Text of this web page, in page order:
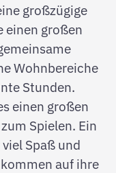
großzügige
einen großen
Wohnbereiche
Stunden.
einen großen
Spielen. Ein
Spaß und
auf ihre